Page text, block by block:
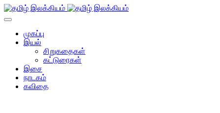
முகப்பு
இயல்
சிறுகதைகள்
கட்டுரைகள்
இசை
நாடகம்
கவிதை